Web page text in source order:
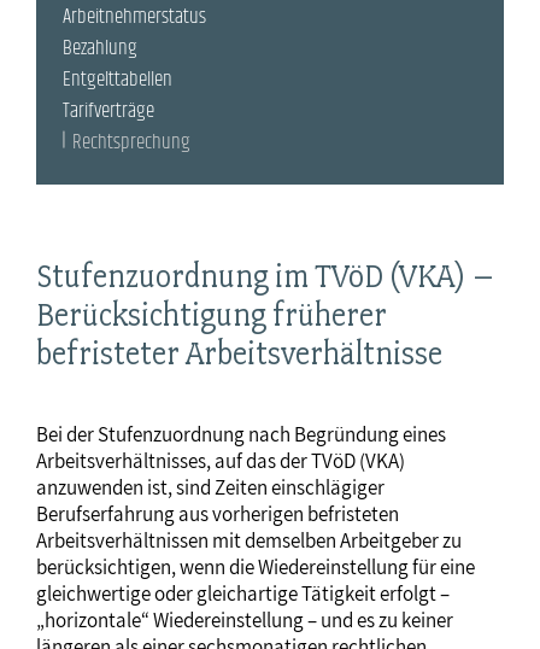
Stufenzuordnung im TVöD (VKA) –
Berücksichtigung früherer
befristeter Arbeitsverhältnisse
Bei der Stufenzuordnung nach Begründung eines
Arbeitsverhältnisses, auf das der TVöD (VKA)
anzuwenden ist, sind Zeiten einschlägiger
Berufserfahrung aus vorherigen befristeten
Arbeitsverhältnissen mit demselben Arbeitgeber zu
berücksichtigen, wenn die Wiedereinstellung für eine
gleichwertige oder gleichartige Tätigkeit erfolgt –
„horizontale“ Wiedereinstellung – und es zu keiner
Arbeitnehmerstatus
Bezahlung
Entgelttabellen
Tarifverträge
Rechtsprechung